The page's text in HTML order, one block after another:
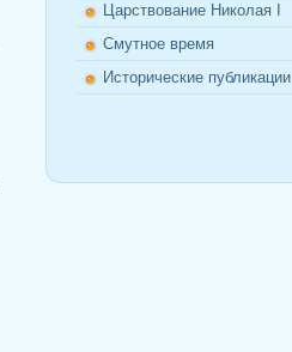
Царствование Николая I
Смутное время
Исторические публикации